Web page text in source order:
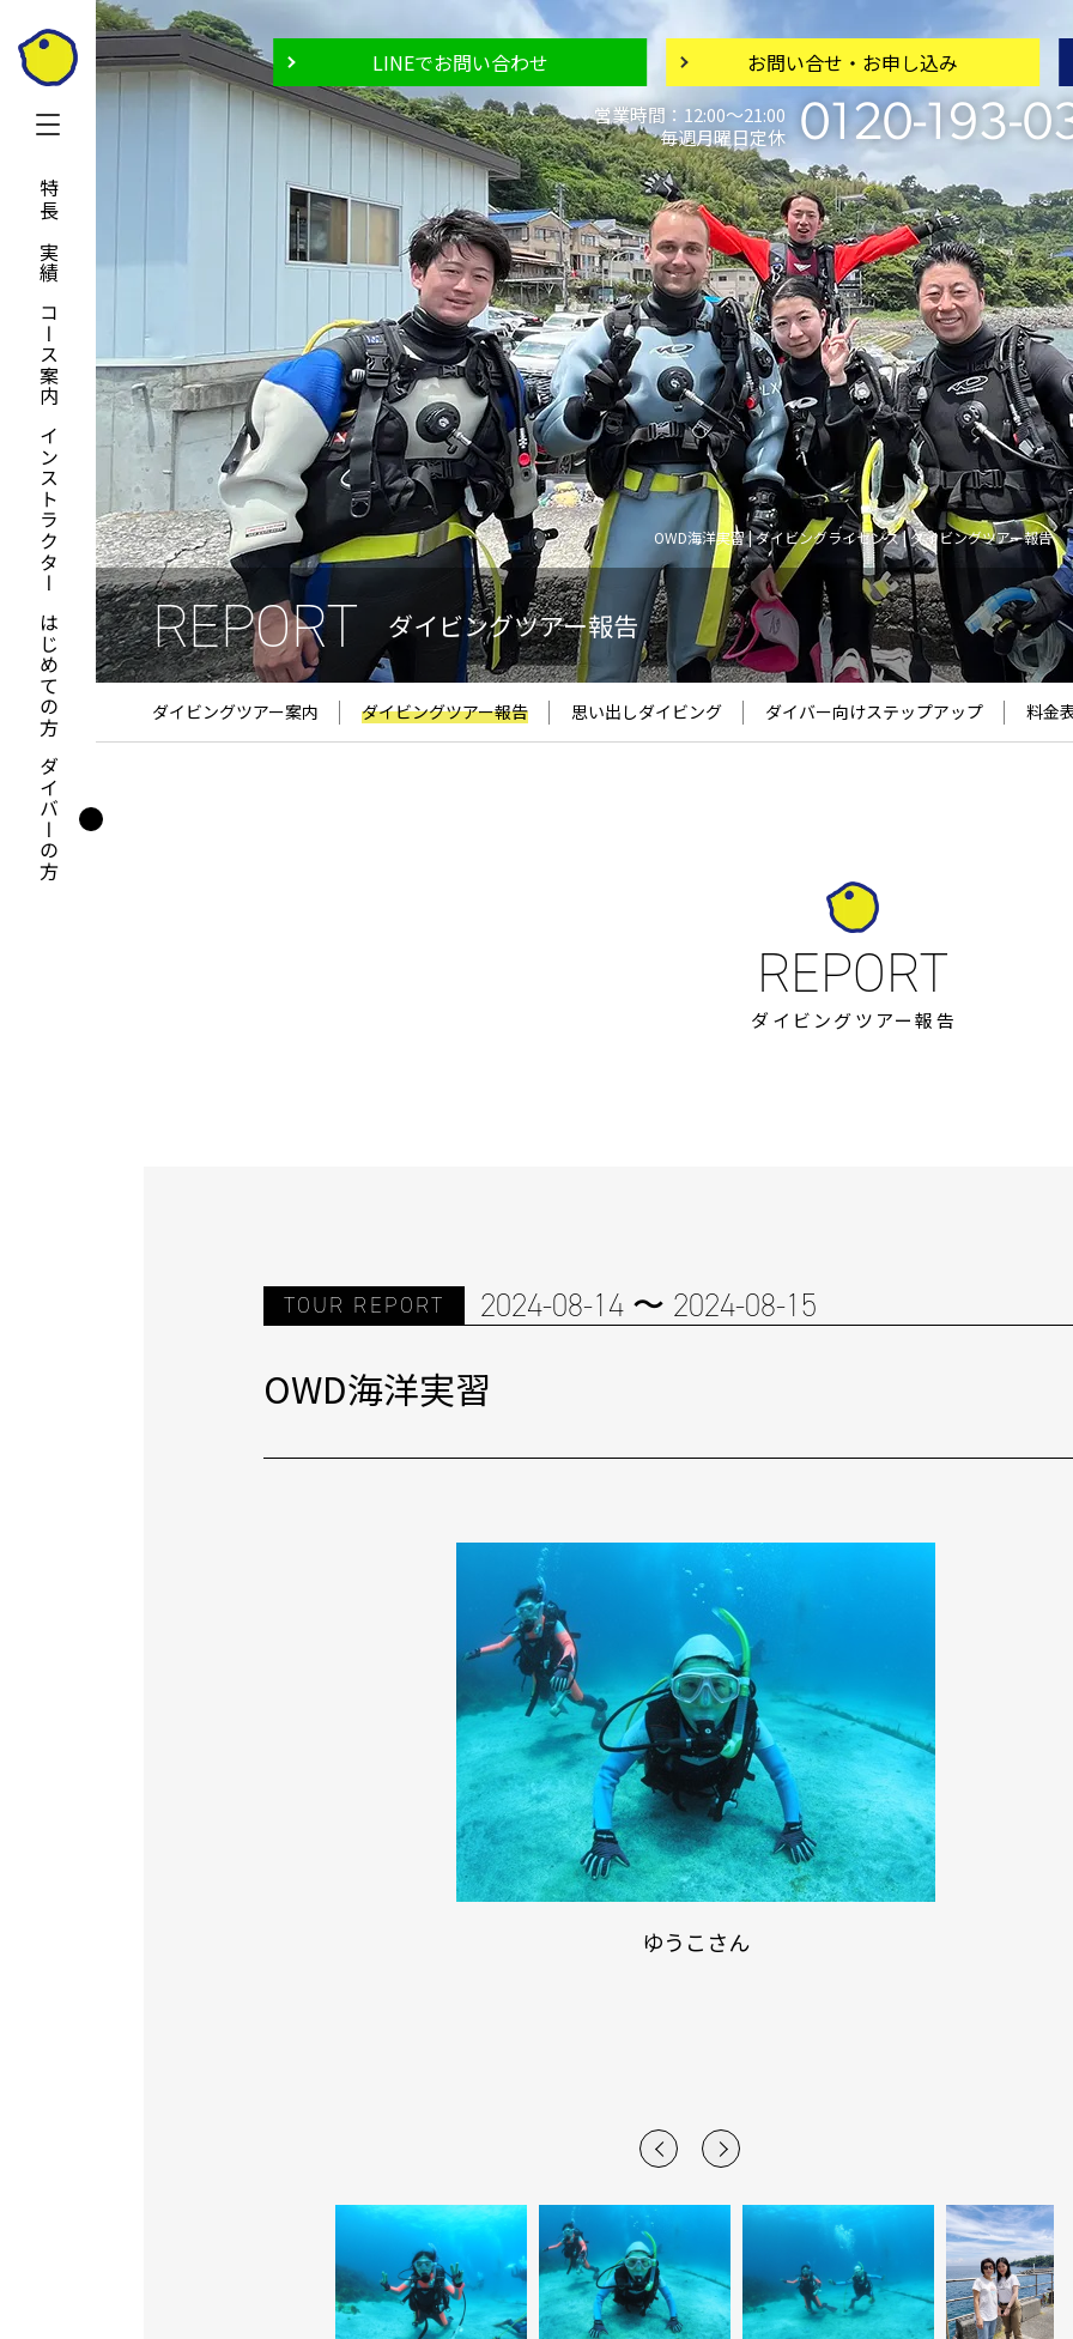
OWD海洋実習 | ダイビングライセンス | ダイビングツアー報告
LINEでお問い合わせ お問い合せ・ お申し込み
営業時間：12:00〜21:00
毎週月曜日定休 0120-193-
特長と実績
コース案内
インストラクター
はじめての方
ダイバーの方
REPORT ダイビングツアー報告
ダイビングツアー案内 ダイビングツアー報告 思い出しダイビング ダイバー向けステップアップ 料金
ダイビングツアー報告
TOUR REPORT 2024-08-14 〜 2024-08-15
OWD海洋実習
ゆうこさん